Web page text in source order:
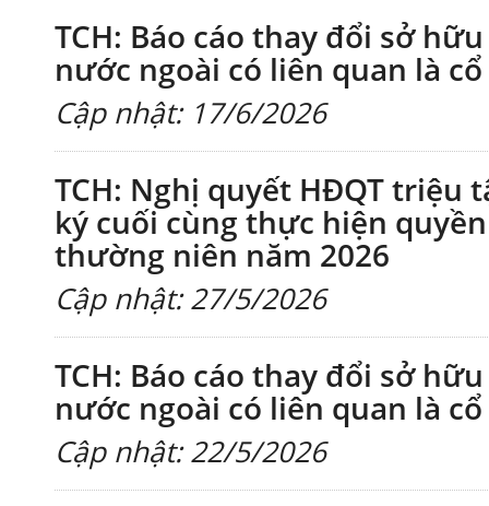
TCH: Báo cáo thay đổi sở
nước ngoài có liên quan là
Cập nhật: 17/6/2026
TCH: Nghị quyết HĐQT triệu
ký cuối cùng thực hiện
thường niên năm 2026
Cập nhật: 27/5/2026
TCH: Báo cáo thay đổi sở
nước ngoài có liên quan là
Cập nhật: 22/5/2026